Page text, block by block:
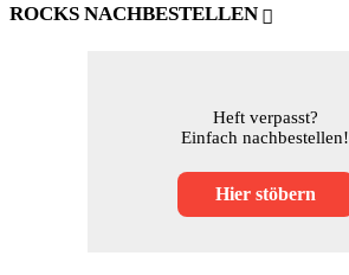
ROCKS NACHBESTELLEN
Heft verpasst?
Einfach nachbestellen!
Hier stöbern